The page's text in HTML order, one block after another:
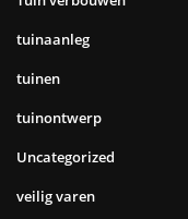
tuinaanleg
tuinen
tuinontwerp
Uncategorized
veilig varen